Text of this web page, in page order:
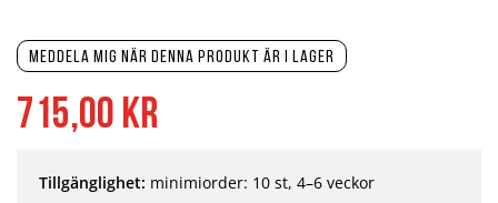
715,00 kr
Meddela mig när denna produkt är i lager
Tillgänglighet: minimiorder: 10 st, 4–6 veckor